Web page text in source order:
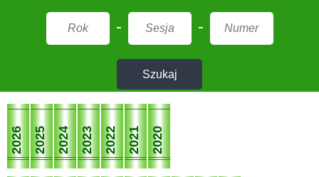
- -
2026 2025 2024 2023 2022 2021 2020